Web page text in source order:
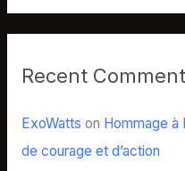
Recent
ExoWatts on Hommage à
de courage et d’action